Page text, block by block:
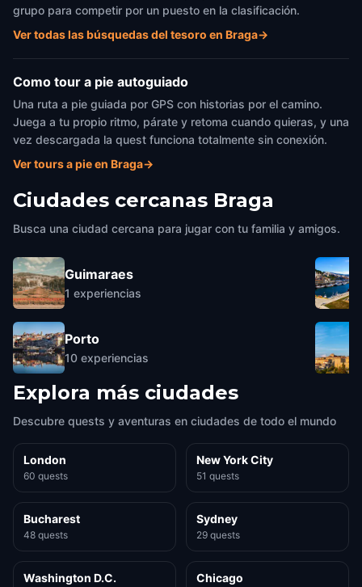
grupo para competir por un puesto en la clasificación.
Ver todas las búsquedas del tesoro en Braga→
Como tour a pie autoguiado
Una ruta a pie guiada por GPS con historias por el camino.
Juega a tu propio ritmo, párate y retoma cuando quieras, y una
vez descargada la quest funciona totalmente sin conexión.
Ver tours a pie en Braga→
Ciudades cercanas Braga
Busca una ciudad cercana para jugar con tu familia y amigos.
Guimaraes
1 experiencias
Porto
10 experiencias
Explora más ciudades
Descubre quests y aventuras en ciudades de todo el mundo
London
60 quests
New York City
51 quests
Bucharest
48 quests
Sydney
29 quests
Washington D.C. Chicago